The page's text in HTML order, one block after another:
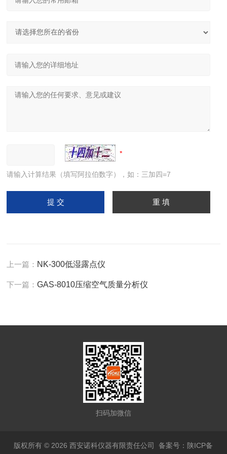
请输入计算结果（填写阿拉伯数字），如：三加四=7
上一篇： NK-300低湿露点仪
下一篇：GAS-8010压缩空气质量分析仪
扫码加微信
版权所有 © 2026 西安诺科仪器有限责任公司备案号：陕ICP备